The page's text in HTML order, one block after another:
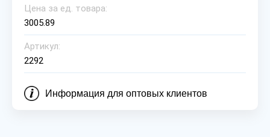
Цена за ед. товара:
3005.89
Артикул:
2292
Информация для оптовых клиентов